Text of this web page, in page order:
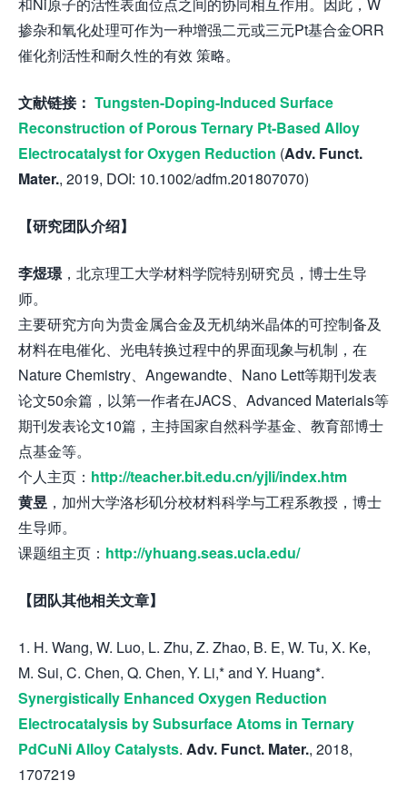
和Ni原子的活性表面位点之间的协同相互作用。因此，W
掺杂和氧化处理可作为一种增强二元或三元Pt基合金ORR
催化剂活性和耐久性的有效 策略。
文献链接： Tungsten-Doping-Induced Surface
Reconstruction of Porous Ternary Pt-Based Alloy
Electrocatalyst for Oxygen Reduction (Adv. Funct.
Mater., 2019, DOI: 10.1002/adfm.201807070)
【研究团队介绍】
李煜璟，北京理工大学材料学院特别研究员，博士生导
师。
主要研究方向为贵金属合金及无机纳米晶体的可控制备及
材料在电催化、光电转换过程中的界面现象与机制，在
Nature Chemistry、Angewandte、Nano Lett等期刊发表
论文50余篇，以第一作者在JACS、Advanced Materials等
期刊发表论文10篇，主持国家自然科学基金、教育部博士
点基金等。
个人主页： http://teacher.bit.edu.cn/yjli/index.htm
黄昱 ，加州大学洛杉矶分校材料科学与工程系教授，博士
生导师。
课题组主页： http://yhuang.seas.ucla.edu/
【团队其他相关文章】
1. H. Wang, W. Luo, L. Zhu, Z. Zhao, B. E, W. Tu, X. Ke,
M. Sui, C. Chen, Q. Chen, Y. Li,* and Y. Huang*.
Synergistically Enhanced Oxygen Reduction
Electrocatalysis by Subsurface Atoms in Ternary
PdCuNi Alloy Catalysts. Adv. Funct. Mater., 2018,
1707219